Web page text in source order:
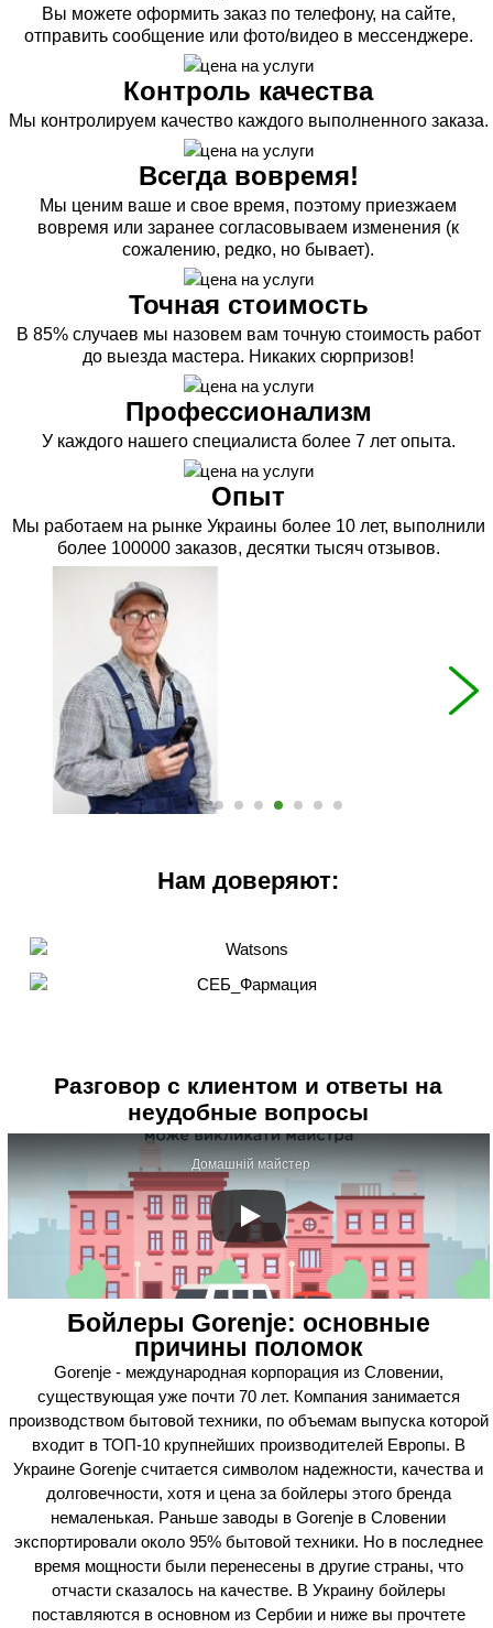
Вы можете оформить заказ по телефону, на сайте,
отправить сообщение или фото/видео в мессенджере.
Контроль качества
Мы контролируем качество каждого выполненного заказа.
Всегда вовремя!
Мы ценим ваше и свое время, поэтому приезжаем
вовремя или заранее согласовываем изменения (к
сожалению, редко, но бывает).
Точная стоимость
В 85% случаев мы назовем вам точную стоимость работ
до выезда мастера. Никаких сюрпризов!
Профессионализм
У каждого нашего специалиста более 7 лет опыта.
Опыт
Мы работаем на рынке Украины более 10 лет, выполнили
более 100000 заказов, десятки тысяч отзывов.
Нам доверяют:
Разговор с клиентом и ответы на
неудобные вопросы
Домашній майстер
Бойлеры Gorenje: основные
причины поломок
Gorenje - международная корпорация из Словении,
существующая уже почти 70 лет. Компания занимается
производством бытовой техники, по объемам выпуска которой
входит в ТОП-10 крупнейших производителей Европы. В
Украине Gorenje считается символом надежности, качества и
долговечности, хотя и цена за бойлеры этого бренда
немаленькая. Раньше заводы в Gorenje в Словении
экспортировали около 95% бытовой техники. Но в последнее
время мощности были перенесены в другие страны, что
отчасти сказалось на качестве. В Украину бойлеры
поставляются в основном из Сербии и ниже вы прочтете